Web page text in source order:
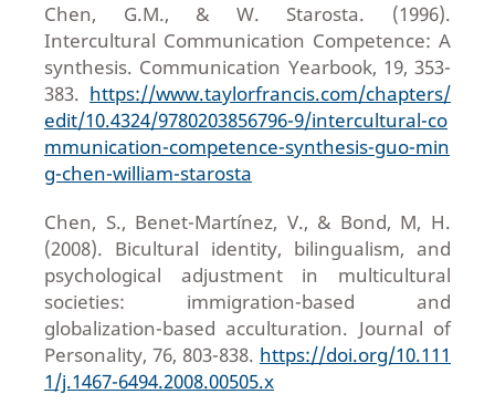
Chen, G.M., & W. Starosta. (1996).
Intercultural Communication Competence: A
synthesis. Communication Yearbook, 19, 353-
383. https://www.taylorfrancis.com/chapters/
edit/10.4324/9780203856796-9/intercultural-co
mmunication-competence-synthesis-guo-min
g-chen-william-starosta
Chen, S., Benet-Martínez, V., & Bond, M, H.
(2008). Bicultural identity, bilingualism, and
psychological adjustment in multicultural
societies: immigration-based and
globalization-based acculturation. Journal of
Personality, 76, 803-838. https://doi.org/10.111
1/j.1467-6494.2008.00505.x